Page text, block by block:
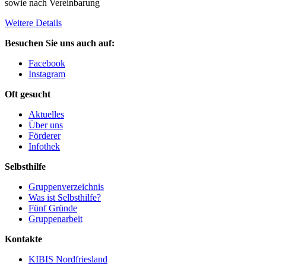
sowie nach Vereinbarung
Weitere Details
Besuchen Sie uns auch auf:
Facebook
Instagram
Oft gesucht
Aktuelles
Über uns
Förderer
Infothek
Selbsthilfe
Gruppenverzeichnis
Was ist Selbsthilfe?
Fünf Gründe
Gruppenarbeit
Kontakte
KIBIS Nordfriesland